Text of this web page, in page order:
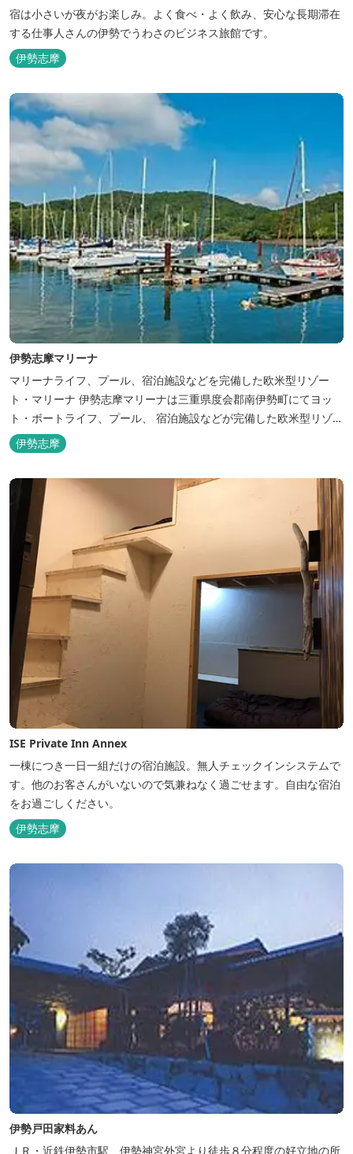
宿は小さいが夜がお楽しみ。よく食べ・よく飲み、安心な長期滞在
する仕事人さんの伊勢でうわさのビジネス旅館です。
伊勢志摩
伊勢志摩マリーナ
マリーナライフ、プール、宿泊施設などを完備した欧米型リゾー
ト・マリーナ 伊勢志摩マリーナは三重県度会郡南伊勢町にてヨッ
ト・ボートライフ、プール、 宿泊施設などが完備した欧米型リゾー
ト・マリーナの管理・運営を行っております。
伊勢志摩
ISE Private Inn Annex
一棟につき一日一組だけの宿泊施設。無人チェックインシステムで
す。他のお客さんがいないので気兼ねなく過ごせます。自由な宿泊
をお過ごしください。
伊勢志摩
伊勢戸田家料あん
ＪＲ・近鉄伊勢市駅、伊勢神宮外宮より徒歩８分程度の好立地の所